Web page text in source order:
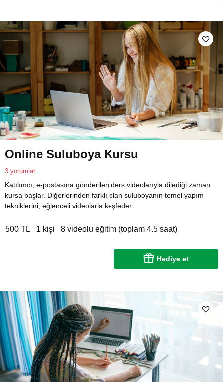
Online Suluboya Kursu
3 yorumlar
Katılımcı, e-postasına gönderilen ders videolarıyla dilediği zaman
kursa başlar. Diğerlerinden farklı olan suluboyanın temel yapım
tekniklerini, eğlenceli videolarla keşfeder.
500 TL 1 kişi 8 videolu eğitim (toplam 4.5 saat)
Hediye et